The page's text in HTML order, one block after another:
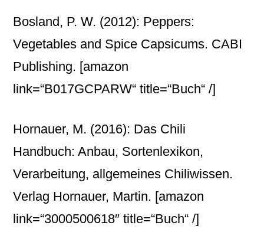
Bosland, P. W. (2012): Peppers:
Vegetables and Spice Capsicums. CABI
Publishing. [amazon
link=“B017GCPARW“ title=“Buch“ /]
Hornauer, M. (2016): Das Chili
Handbuch: Anbau, Sortenlexikon,
Verarbeitung, allgemeines Chiliwissen.
Verlag Hornauer, Martin. [amazon
link=“3000500618″ title=“Buch“ /]